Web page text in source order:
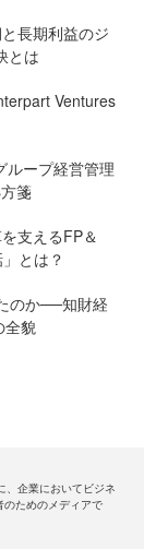
長期利益のジ
とは
Ventures
ループ経営管理
箋
支えるFP＆
とは？
のか──知財経
全貌
、企業においてビジネ
のためのメディアで